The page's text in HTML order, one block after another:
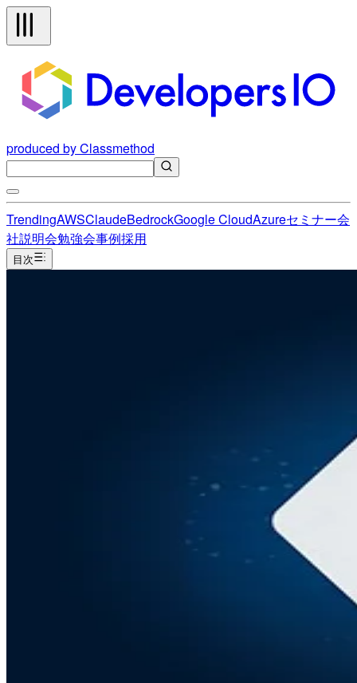
produced by Classmethod
TrendingAWSClaudeBedrockGoogle CloudAzureセミナー会
社説明会勉強会事例採用
目次